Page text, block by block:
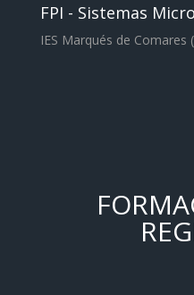
FPI - Sistemas
IES Marqués de Comares